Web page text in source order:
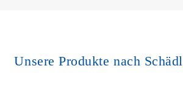
Unsere Produkte nach